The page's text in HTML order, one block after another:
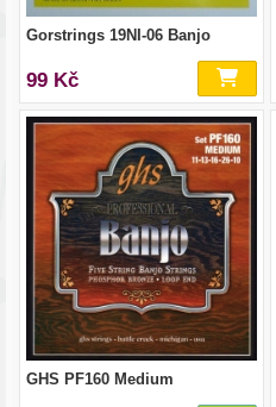
Gorstrings 19NI-06 Banjo
99 Kč
GHS PF160 Medium